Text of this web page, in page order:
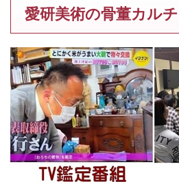
愛研美術の骨董カル